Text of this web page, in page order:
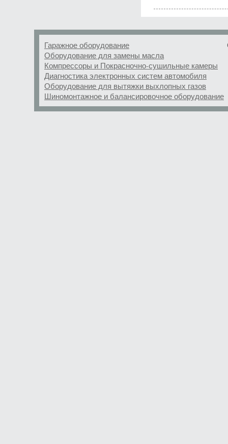
Гаражное оборудование
Оборудование для замены масла
Компрессоры и Покрасночно-сушильные камеры
Диагностика электронных систем автомобиля
Оборудование для вытяжки выхлопных газов
Шиномонтажное и балансировочное оборудование